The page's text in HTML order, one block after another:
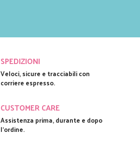
SPEDIZIONI
Veloci, sicure e tracciabili con
corriere espresso.
CUSTOMER CARE
Assistenza prima, durante e dopo
l'ordine.